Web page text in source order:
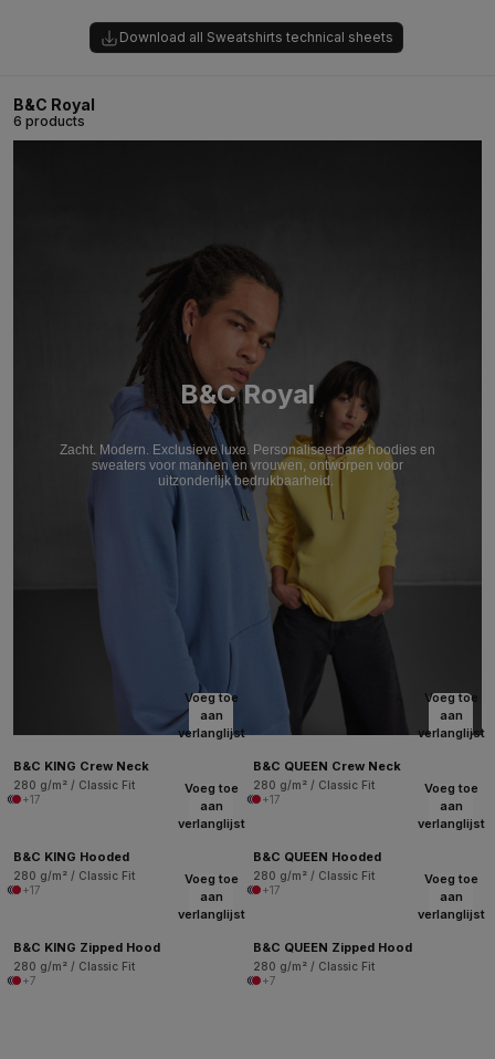
Download all Sweatshirts technical sheets
B&C Royal
6 products
B&C Royal
Zacht. Modern. Exclusieve luxe. Personaliseerbare hoodies en
sweaters voor mannen en vrouwen, ontworpen voor
uitzonderlijk bedrukbaarheid.
Voeg toe
aan
verlanglijst
B&C KING Crew Neck
280 g/m² / Classic Fit
+17
Voeg toe
aan
verlanglijst
B&C QUEEN Crew Neck
280 g/m² / Classic Fit
+17
Voeg toe
aan
verlanglijst
B&C KING Hooded
280 g/m² / Classic Fit
+17
Voeg toe
aan
verlanglijst
B&C QUEEN Hooded
280 g/m² / Classic Fit
+17
Voeg toe
aan
verlanglijst
B&C KING Zipped Hood
280 g/m² / Classic Fit
+7
Voeg toe
aan
verlanglijst
B&C QUEEN Zipped Hood
280 g/m² / Classic Fit
+7